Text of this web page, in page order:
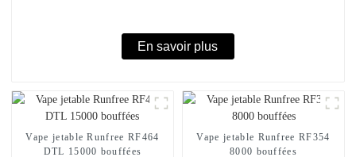
En savoir plus
Vape jetable Runfree RF464
DTL 15000 bouffées
Vape jetable Runfree RF354
8000 bouffées